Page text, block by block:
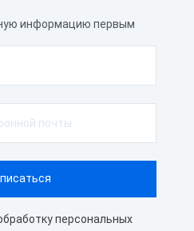
информацию первым
персональных